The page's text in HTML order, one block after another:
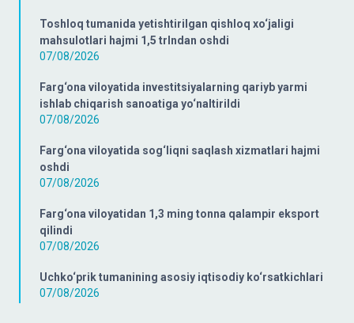
Toshloq tumanida yetishtirilgan qishloq xo‘jaligi
mahsulotlari hajmi 1,5 trlndan oshdi
07/08/2026
Farg‘ona viloyatida investitsiyalarning qariyb yarmi
ishlab chiqarish sanoatiga yo‘naltirildi
07/08/2026
Farg‘ona viloyatida sog‘liqni saqlash xizmatlari hajmi
oshdi
07/08/2026
Farg‘ona viloyatidan 1,3 ming tonna qalampir eksport
qilindi
07/08/2026
Uchko‘prik tumanining asosiy iqtisodiy ko‘rsatkichlari
07/08/2026